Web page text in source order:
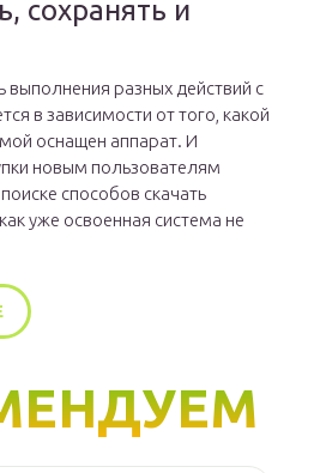
сохранять и
выполнения разных действий с
в зависимости от того, какой
оснащен аппарат. И
новым пользователям
способов скачать
уже освоенная система не